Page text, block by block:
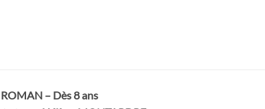
ROMAN – Dès 8 ans